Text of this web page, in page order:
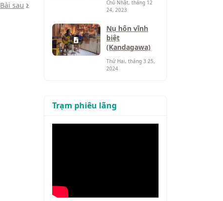
Bài sau
Chủ Nhật, tháng 12
24, 2023
Nụ hôn vĩnh
biệt
(Kandagawa)
Thứ Hai, tháng 3 25,
2024
Trạm phiêu lãng